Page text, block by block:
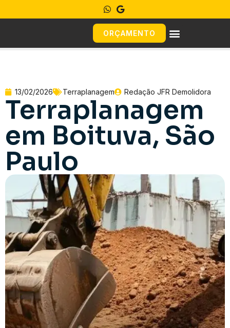
ORÇAMENTO
13/02/2026 Terraplanagem Redação JFR Demolidora
Terraplanagem
em Boituva, São
Paulo